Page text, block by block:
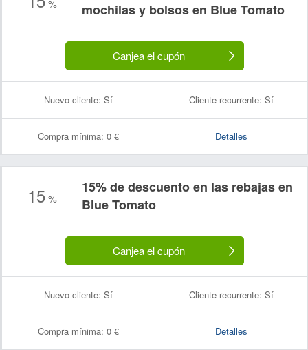
%
mochilas y bolsos en Blue Tomato
Canjea el cupón
Nuevo cliente: Sí Cliente recurrente: Sí
Compra mínima: 0 € Detalles
15 %
15% de descuento en las rebajas en
Blue Tomato
Canjea el cupón
Nuevo cliente: Sí Cliente recurrente: Sí
Compra mínima: 0 € Detalles